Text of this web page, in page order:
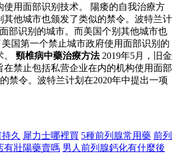
用面部识别技术。 陽痿的自我治療方
他城市也颁发了类似的禁令。波特兰计
部识别的城市。而美国个别其他城市也
国第一个禁止城市政府使用面部识别的
頸椎病中藥治療方法2019年5月，旧金
禁止包括私营企业在内的机构使用面部
禁令。波特兰计划在2020年中提出一项
久 犀力士哪裡買 5種前列腺常用藥 前列
有壯陽藥賣嗎 男人前列腺鈣化有什麼後